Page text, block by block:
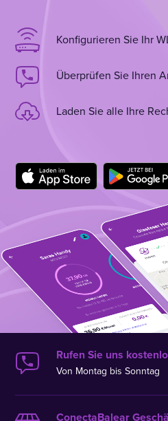
Konfigurieren Sie Ihr
Überprüfen Sie Ihren
Laden Sie alle Ihre
Rufen Sie uns
Von Montag bis Sonntag
ConectaBalear